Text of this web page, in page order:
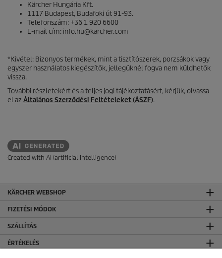
Kärcher Hungária Kft.
1117 Budapest, Budafoki út 91-93.
Telefonszám: +36 1 920 6600
E-mail cím: info.hu@karcher.com
*Kivétel: Bizonyos termékek, mint a tisztítószerek, porzsákok vagy
egyszer használatos kiegészítők, jellegüknél fogva nem küldhetők
vissza.
További részletekért és a teljes jogi tájékoztatásért, kérjük, olvassa
el az Általános Szerződési Feltételeket (ÁSZF).
Created with AI (artificial intelligence)
KÄRCHER WEBSHOP
FIZETÉSI MÓDOK
SZÁLLÍTÁS
ÉRTÉKELÉS